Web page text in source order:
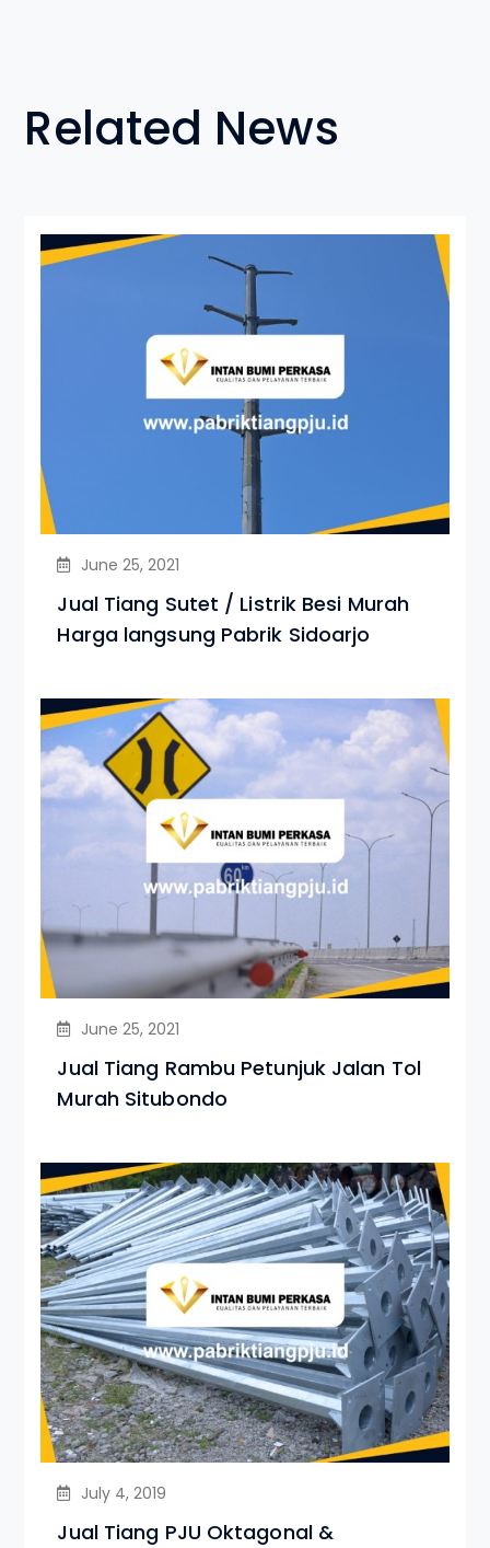
Related News
June 25, 2021
Jual Tiang Sutet / Listrik Besi Murah
Harga langsung Pabrik Sidoarjo
June 25, 2021
Jual Tiang Rambu Petunjuk Jalan Tol
Murah Situbondo
July 4, 2019
Jual Tiang PJU Oktagonal &